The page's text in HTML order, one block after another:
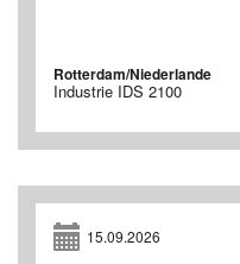
Rotterdam/Niederlande
Industrie IDS 2100
15.09.2026